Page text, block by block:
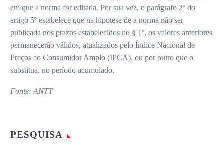
em que a norma for editada. Por sua vez, o parágrafo 2º do
artigo 5º estabelece que na hipótese de a norma não ser
publicada nos prazos estabelecidos no § 1º, os valores anteriores
permanecerão válidos, atualizados pelo Índice Nacional de
Preços ao Consumidor Amplo (IPCA), ou por outro que o
substitua, no período acumulado.
Fonte: ANTT
PESQUISA